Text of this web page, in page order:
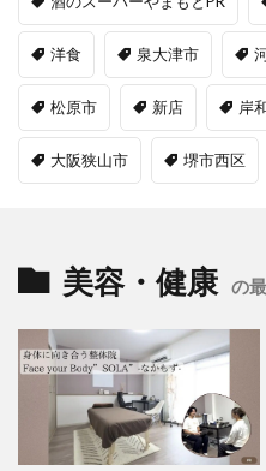
洋食 泉大津市
松原市 新店 岸
大阪狭山市 堺市西区
美容・健康 の